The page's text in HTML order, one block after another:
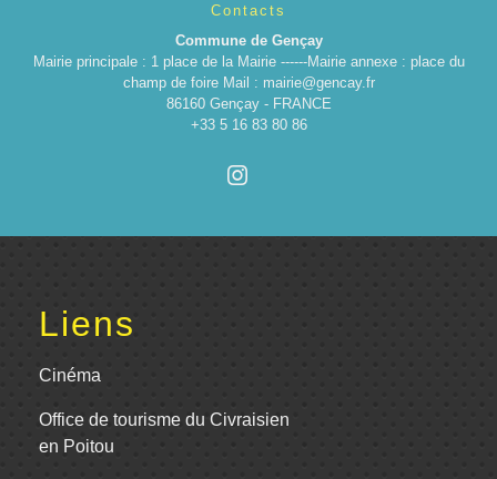
Contacts
Commune de Gençay
Mairie principale : 1 place de la Mairie ------Mairie annexe : place du
champ de foire Mail : mairie@gencay.fr
86160 Gençay - FRANCE
+33 5 16 83 80 86
Liens
Cinéma
Office de tourisme du Civraisien
en Poitou